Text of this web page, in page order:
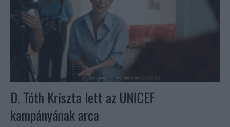
D. Tóth Kriszta lett az UNICEF
kampányának arca